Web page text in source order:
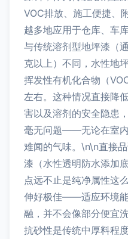
VOC排放、施工便捷、
越多地应用于仓库、车
与传统溶剂型地坪漆（
克以上）不同，水性地
挥发性有机化合物（
左右。这种情况直接降
害以及溶剂的安全隐患
毫无问题——无论在室内
难闻的气味。\n\n直接
漆（水性透明防水添加
点远不止是纯净属性这
伸好极佳——适应环境
融，并不会像部分便宜
抗砂性是传统中厚料程